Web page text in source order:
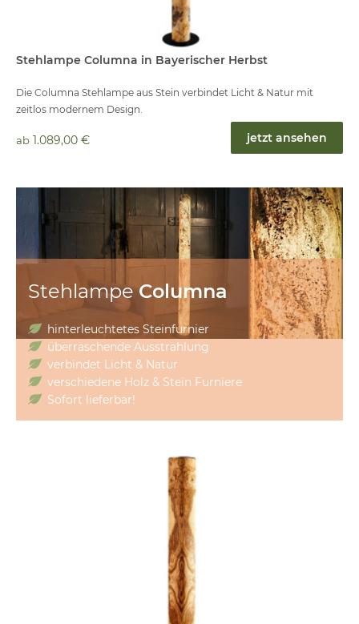
Stehlampe Columna in Bayerischer Herbst
Die Columna Stehlampe aus Stein verbindet Licht & Natur mit
zeitlos modernem Design.
ab 1.089,00 € jetzt ansehen
StehlampeColumna
hinterleuchtetes Steinfurnier
überraschende Ausstrahlung
verbindet Licht & Natur
verschiedene Holz & Stein Furniere
Sofort lieferbar!